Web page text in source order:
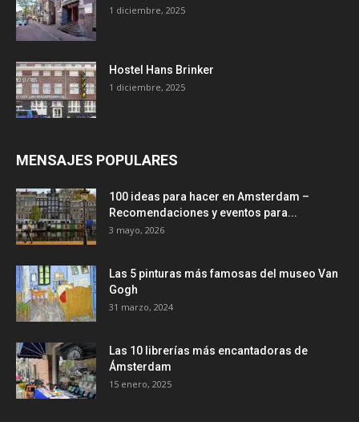
1 diciembre, 2025
Hostel Hans Brinker
1 diciembre, 2025
MENSAJES POPULARES
100 ideas para hacer en Amsterdam –
Recomendaciones y eventos para...
3 mayo, 2026
Las 5 pinturas más famosas del museo Van
Gogh
31 marzo, 2024
Las 10 librerías más encantadoras de
Ámsterdam
15 enero, 2025